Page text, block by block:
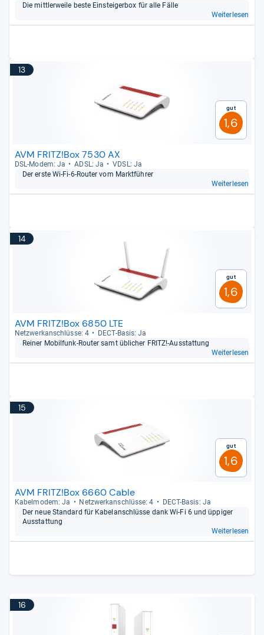
Die mitt­ler­weile beste Ein­stei­ger­box für alle Fälle
Weiterlesen
13
Gut
1,6
AVM FRITZ!Box 7530 AX
DSL-​Modem: Ja ADSL: Ja
VDSL: Ja
Der erste Wi-​Fi-​6-​Rou­ter vom Markt­füh­rer
Weiterlesen
14
Gut
1,6
AVM FRITZ!Box 6850 LTE
Netz­werk­an­schlüsse: 4
DECT-​Basis: Ja
Rei­ner Mobil­funk-​Rou­ter samt übli­cher FRITZ!-​Aus­stat­tung
Weiterlesen
15
Gut
1,6
AVM FRITZ!Box 6660 Cable
Kabelm­odem: Ja Netz­werk­an­schlüsse: 4
DECT-​Basis: Ja
Der neue Stan­dard für Kabel­an­schlüsse dank Wi-​Fi 6 und üppi­ger
Aus­stat­tung
Weiterlesen
16